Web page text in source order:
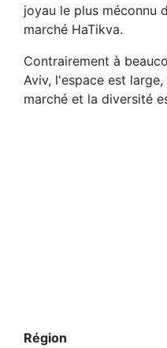
joyau le plus méconnu
marché HaTikva.
Contrairement à
Aviv, l'espace est
marché et la diversité
Région